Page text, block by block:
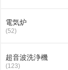
電気炉
(52)
超音波洗浄機
(123)